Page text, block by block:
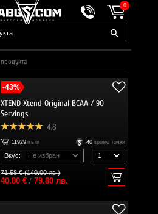
0
продукта
-43%
XTEND Xtend Original BCAA / 90
Servings
4.8
11929 пъти 40 промо точки
Вкус:
71.58 € (140.00 лв.)
40.80 €/ 79.80 лв.